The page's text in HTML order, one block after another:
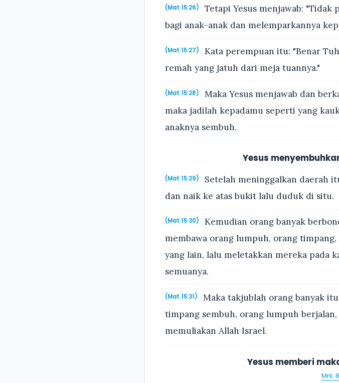
(Mat 15:26)
Tetapi Yesus menjawab:
bagi anak-anak dan melemparkannya
(Mat 15:27)
Kata perempuan itu: "Benar
remah yang jatuh dari meja tuannya."
(Mat 15:28)
Maka Yesus menjawab dan
maka jadilah kepadamu seperti yang
anaknya sembuh.
Yesus
(Mat 15:29)
Setelah meninggalkan daerah
dan naik ke atas bukit lalu duduk di situ.
(Mat 15:30)
Kemudian orang banyak
membawa orang lumpuh, orang
yang lain, lalu meletakkan mereka pada
semuanya.
(Mat 15:31)
Maka takjublah orang banyak
timpang sembuh, orang lumpuh
memuliakan Allah Israel.
Yesus memberi
Mrk.